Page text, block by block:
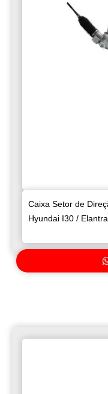
Caixa Setor de
Hyundai I30 /